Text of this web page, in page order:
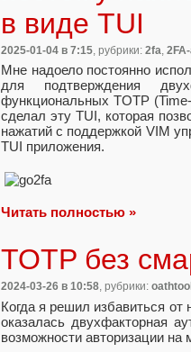
в виде TUI
2025-01-04 в 7:15, рубрики: 2fa,
Мне надоело постоянно
для подтверждения
функциональных TOTP
сделал эту TUI, которая
нажатий с поддержкой VIM
TUI приложения.
Читать полностью »
TOTP без
2024-03-26 в 10:58, рубрики: oathtool
Когда я решил избавиться
оказалась двухфакторная
возможности авторизации